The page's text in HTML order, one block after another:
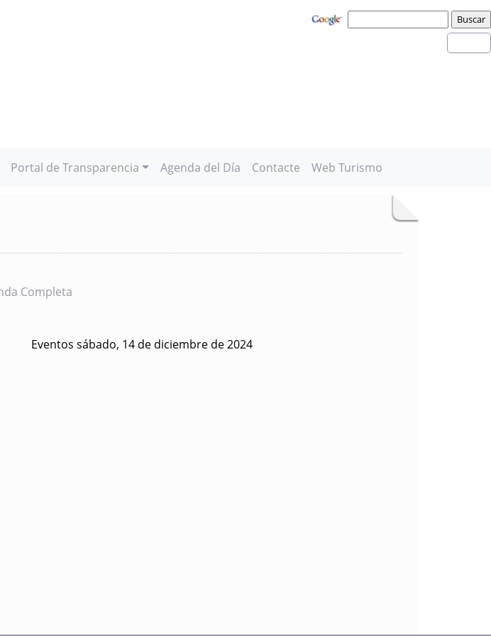
Portal de Transparencia Agenda del Día Contacte Web Turismo
Completa
Eventos sábado, 14 de diciembre de 2024